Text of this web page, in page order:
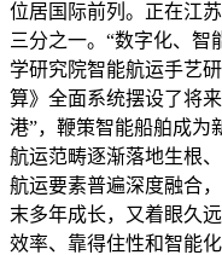
位居国际前列。正在江
三分之一。“数字化、
学研究院智能航运手艺
算》全面系统摆设了将
港”，鞭策智能船舶成为
航运范畴逐渐落地生根
航运要素普遍深度融合
末多年成长，又着眼久
效率、靠得住性和智能